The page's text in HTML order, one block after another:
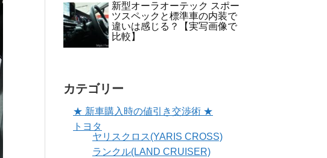
新型オーラオーテック スポー
ツスペックと標準車の内装で
違いは感じる？【実写画像で
比較】
カテゴリー
★ 新車購入時の値引き交渉術 ★
トヨタ
ヤリスクロス(YARIS CROSS)
ランクル(LAND CRUISER)